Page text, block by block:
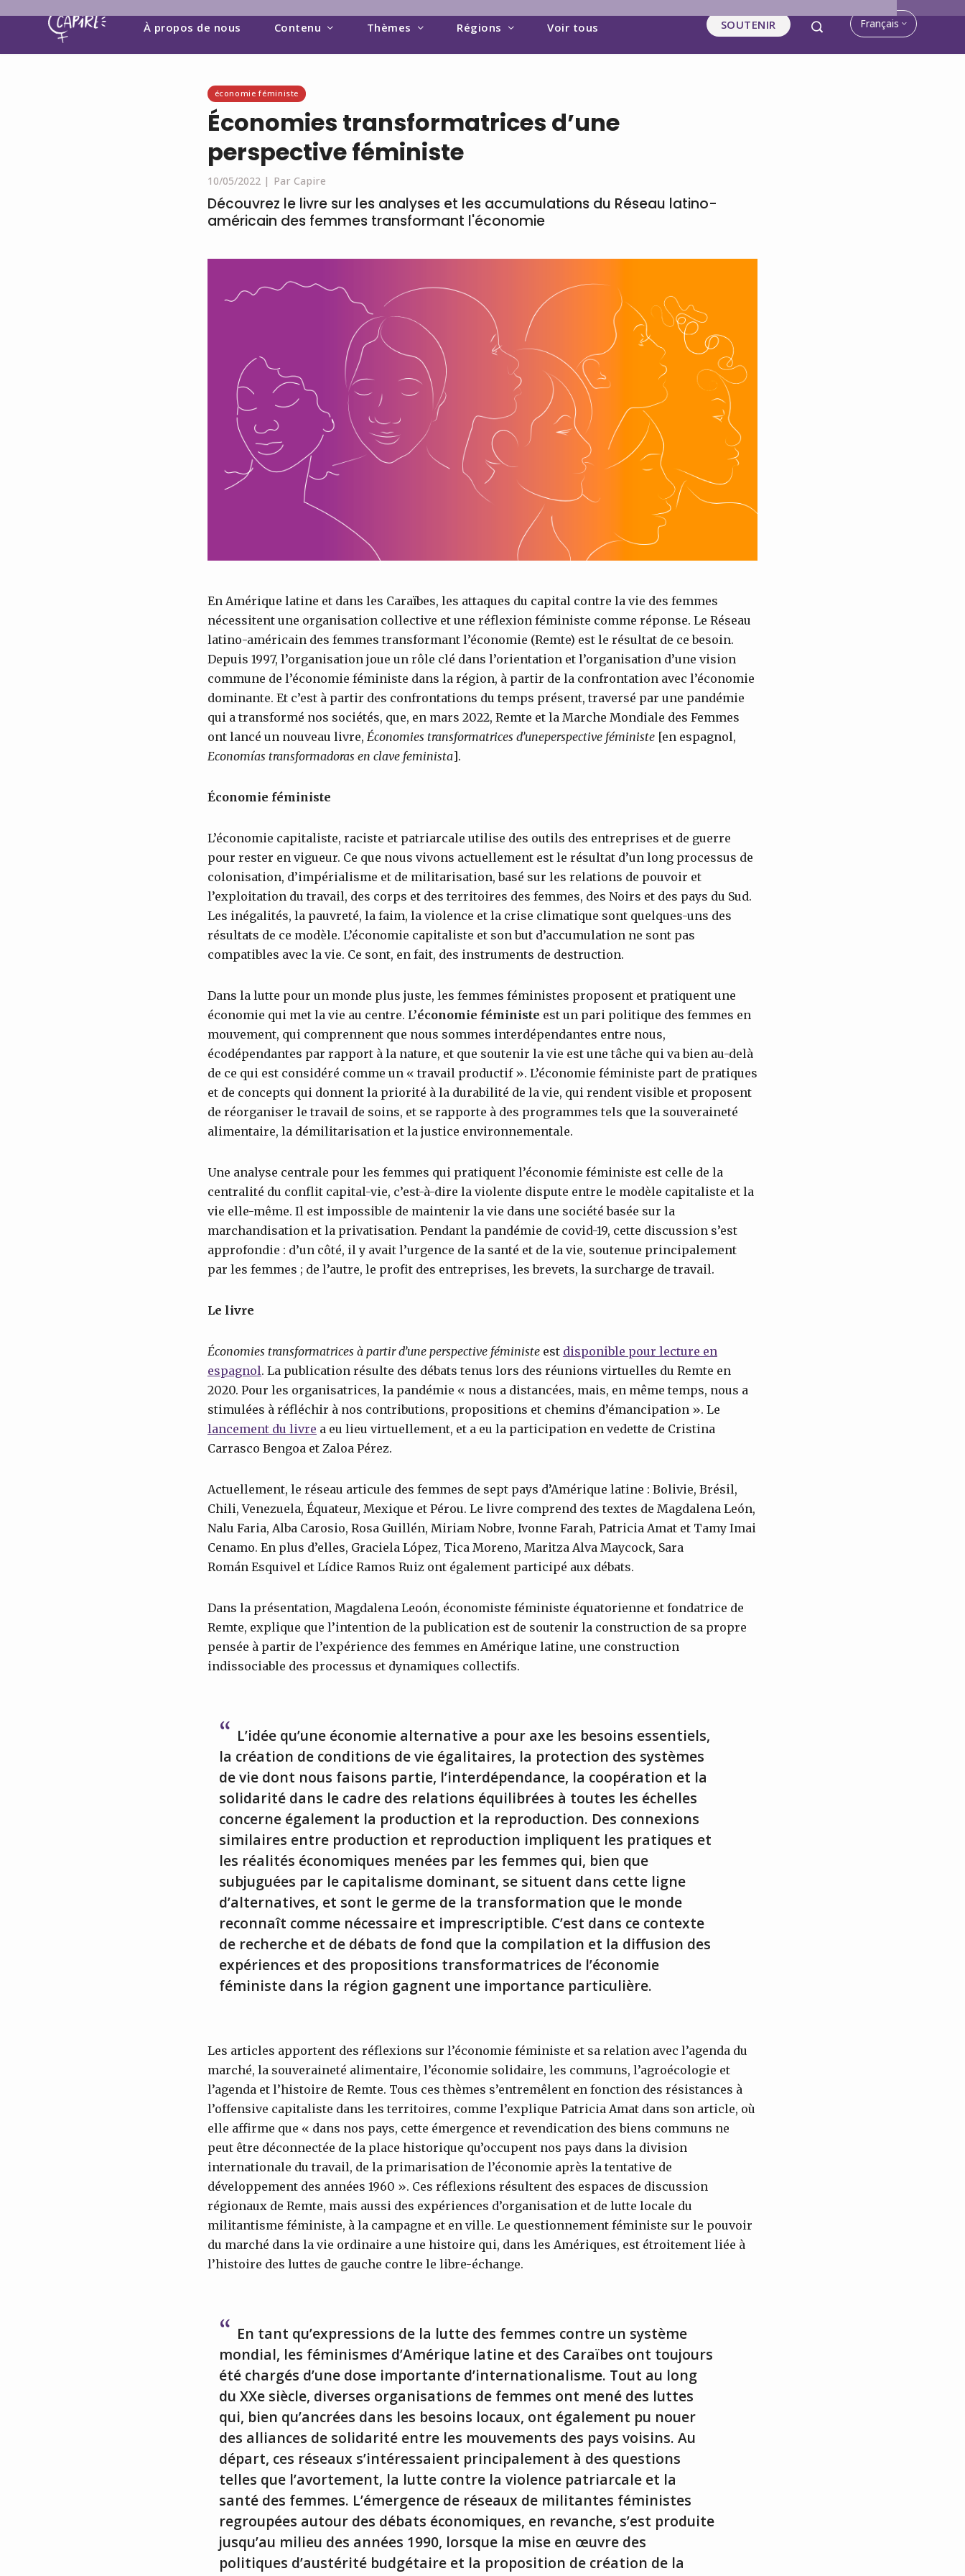
À propos de nous Contenu Thèmes Régions Voir tous SOUTENIR Français
économie féministe
Économies transformatrices d’une
perspective féministe
10/05/2022 | Par Capire
Découvrez le livre sur les analyses et les accumulations du Réseau latino-
américain des femmes transformant l'économie
En Amérique latine et dans les Caraïbes, les attaques du capital contre la vie des femmes
nécessitent une organisation collective et une réflexion féministe comme réponse. Le Réseau
latino-américain des femmes transformant l’économie (Remte) est le résultat de ce besoin.
Depuis 1997, l’organisation joue un rôle clé dans l’orientation et l’organisation d’une vision
commune de l’économie féministe dans la région, à partir de la confrontation avec l’économie
dominante. Et c’est à partir des confrontations du temps présent, traversé par une pandémie
qui a transformé nos sociétés, que, en mars 2022, Remte et la Marche Mondiale des Femmes
ont lancé un nouveau livre, Économies transformatrices d’uneperspective féministe [en espagnol,
Economías transformadoras en clave feminista].
Économie féministe
L’économie capitaliste, raciste et patriarcale utilise des outils des entreprises et de guerre
pour rester en vigueur. Ce que nous vivons actuellement est le résultat d’un long processus de
colonisation, d’impérialisme et de militarisation, basé sur les relations de pouvoir et
l’exploitation du travail, des corps et des territoires des femmes, des Noirs et des pays du Sud.
Les inégalités, la pauvreté, la faim, la violence et la crise climatique sont quelques-uns des
résultats de ce modèle. L’économie capitaliste et son but d’accumulation ne sont pas
compatibles avec la vie. Ce sont, en fait, des instruments de destruction.
Dans la lutte pour un monde plus juste, les femmes féministes proposent et pratiquent une
économie qui met la vie au centre. L’économie féministe est un pari politique des femmes en
mouvement, qui comprennent que nous sommes interdépendantes entre nous,
écodépendantes par rapport à la nature, et que soutenir la vie est une tâche qui va bien au-delà
de ce qui est considéré comme un « travail productif ». L’économie féministe part de pratiques
et de concepts qui donnent la priorité à la durabilité de la vie, qui rendent visible et proposent
de réorganiser le travail de soins, et se rapporte à des programmes tels que la souveraineté
alimentaire, la démilitarisation et la justice environnementale.
Une analyse centrale pour les femmes qui pratiquent l’économie féministe est celle de la
centralité du conflit capital-vie, c’est-à-dire la violente dispute entre le modèle capitaliste et la
vie elle-même. Il est impossible de maintenir la vie dans une société basée sur la
marchandisation et la privatisation. Pendant la pandémie de covid-19, cette discussion s’est
approfondie : d’un côté, il y avait l’urgence de la santé et de la vie, soutenue principalement
par les femmes ; de l’autre, le profit des entreprises, les brevets, la surcharge de travail.
Le livre
Économies transformatrices à partir d’une perspective féministe est disponible pour lecture en
espagnol. La publication résulte des débats tenus lors des réunions virtuelles du Remte en
2020. Pour les organisatrices, la pandémie « nous a distancées, mais, en même temps, nous a
stimulées à réfléchir à nos contributions, propositions et chemins d’émancipation ». Le
lancement du livre a eu lieu virtuellement, et a eu la participation en vedette de Cristina
Carrasco Bengoa et Zaloa Pérez.
Actuellement, le réseau articule des femmes de sept pays d’Amérique latine : Bolivie, Brésil,
Chili, Venezuela, Équateur, Mexique et Pérou. Le livre comprend des textes de Magdalena León,
Nalu Faria, Alba Carosio, Rosa Guillén, Miriam Nobre, Ivonne Farah, Patricia Amat et Tamy Imai
Cenamo. En plus d’elles, Graciela López, Tica Moreno, Maritza Alva Maycock, Sara
Román Esquivel et Lídice Ramos Ruiz ont également participé aux débats.
Dans la présentation, Magdalena Leoón, économiste féministe équatorienne et fondatrice de
Remte, explique que l’intention de la publication est de soutenir la construction de sa propre
pensée à partir de l’expérience des femmes en Amérique latine, une construction
indissociable des processus et dynamiques collectifs.
L’idée qu’une économie alternative a pour axe les besoins essentiels,
la création de conditions de vie égalitaires, la protection des systèmes
de vie dont nous faisons partie, l’interdépendance, la coopération et la
solidarité dans le cadre des relations équilibrées à toutes les échelles
concerne également la production et la reproduction. Des connexions
similaires entre production et reproduction impliquent les pratiques et
les réalités économiques menées par les femmes qui, bien que
subjuguées par le capitalisme dominant, se situent dans cette ligne
d’alternatives, et sont le germe de la transformation que le monde
reconnaît comme nécessaire et imprescriptible. C’est dans ce contexte
de recherche et de débats de fond que la compilation et la diffusion des
expériences et des propositions transformatrices de l’économie
féministe dans la région gagnent une importance particulière.
Les articles apportent des réflexions sur l’économie féministe et sa relation avec l’agenda du
marché, la souveraineté alimentaire, l’économie solidaire, les communs, l’agroécologie et
l’agenda et l’histoire de Remte. Tous ces thèmes s’entremêlent en fonction des résistances à
l’offensive capitaliste dans les territoires, comme l’explique Patricia Amat dans son article, où
elle affirme que « dans nos pays, cette émergence et revendication des biens communs ne
peut être déconnectée de la place historique qu’occupent nos pays dans la division
internationale du travail, de la primarisation de l’économie après la tentative de
développement des années 1960 ». Ces réflexions résultent des espaces de discussion
régionaux de Remte, mais aussi des expériences d’organisation et de lutte locale du
militantisme féministe, à la campagne et en ville. Le questionnement féministe sur le pouvoir
du marché dans la vie ordinaire a une histoire qui, dans les Amériques, est étroitement liée à
l’histoire des luttes de gauche contre le libre-échange.
En tant qu’expressions de la lutte des femmes contre un système
mondial, les féminismes d’Amérique latine et des Caraïbes ont toujours
été chargés d’une dose importante d’internationalisme. Tout au long
du XXe siècle, diverses organisations de femmes ont mené des luttes
qui, bien qu’ancrées dans les besoins locaux, ont également pu nouer
des alliances de solidarité entre les mouvements des pays voisins. Au
départ, ces réseaux s’intéressaient principalement à des questions
telles que l’avortement, la lutte contre la violence patriarcale et la
santé des femmes. L’émergence de réseaux de militantes féministes
regroupées autour des débats économiques, en revanche, s’est produite
jusqu’au milieu des années 1990, lorsque la mise en œuvre des
politiques d’austérité budgétaire et la proposition de création de la